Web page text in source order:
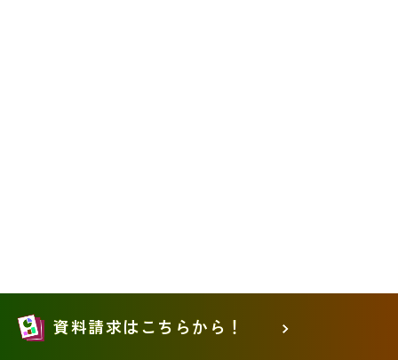
資料請求はこちらから！